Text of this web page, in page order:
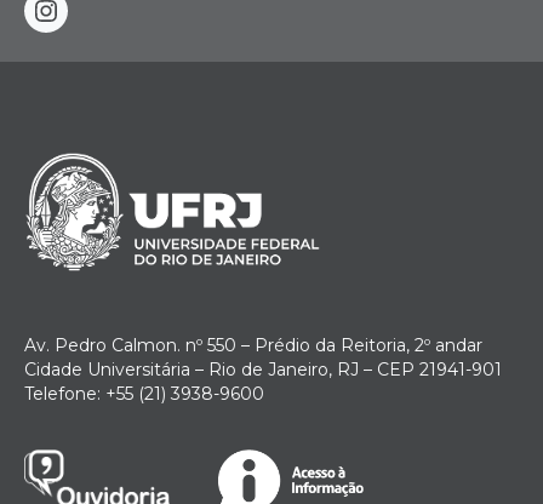
instagram
Av. Pedro Calmon. nº 550 – Prédio da Reitoria, 2º andar
Cidade Universitária – Rio de Janeiro, RJ – CEP 21941-901
Telefone: +55 (21) 3938-9600